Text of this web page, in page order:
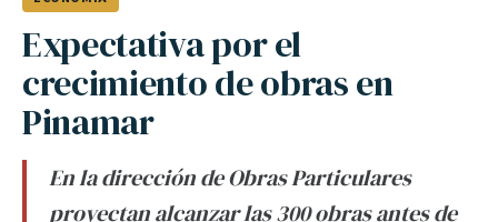
Expectativa por el
crecimiento de obras en
Pinamar
En la dirección de Obras Particulares
proyectan alcanzar las 300 obras antes de